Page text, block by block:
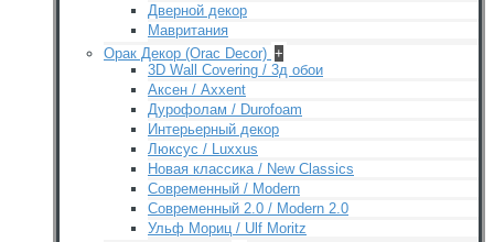
Дверной декор
Мавритания
Орак Декор (Orac Decor) +
3D Wall Covering / 3д обои
Аксен / Axxent
Дурофолам / Durofoam
Интерьерный декор
Люксус / Luxxus
Новая классика / New Classics
Современный / Modern
Современный 2.0 / Modern 2.0
Ульф Мориц / Ulf Moritz